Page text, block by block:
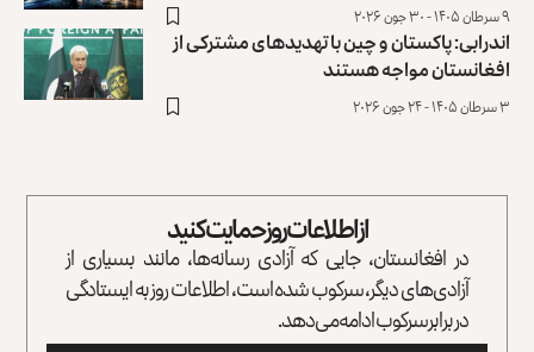
۹ سرطان ۱۴۰۵ - ۳۰ جون ۲۰۲۶
اندرابی: پاکستان و چین با تهدیدهای مشترکی از
افغانستان مواجه هستند
۳ سرطان ۱۴۰۵ - ۲۴ جون ۲۰۲۶
از اطلاعات روز حمایت کنید
در افغانستان، جایی که آزادی رسانه‌ها، مانند بسیاری از
آزادی‌های دیگر، سرکوب شده است، اطلاعات روز به ایستادگی
در برابر سرکوب ادامه می‌دهد.